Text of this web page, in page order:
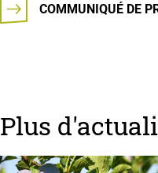
COMMUNIQUÉ DE
Plus